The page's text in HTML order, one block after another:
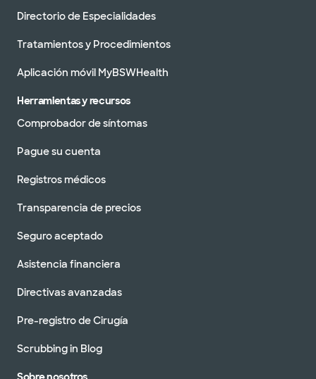
Directorio de Especialidades
Tratamientos y Procedimientos
Aplicación móvil MyBSWHealth
Herramientas y recursos
Comprobador de síntomas
Pague su cuenta
Registros médicos
Transparencia de precios
Seguro aceptado
Asistencia financiera
Directivas avanzadas
Pre-registro de Cirugía
Scrubbing in Blog